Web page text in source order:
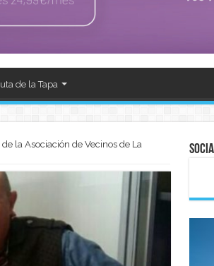
de la Tapa
la Asociación de Vecinos de La